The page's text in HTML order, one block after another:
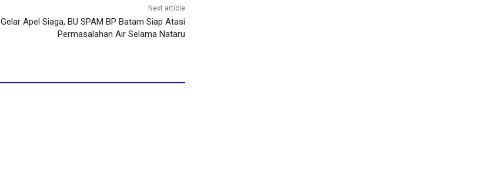
Next article
Gelar Apel Siaga, BU SPAM BP Batam Siap Atasi
Permasalahan Air Selama Nataru